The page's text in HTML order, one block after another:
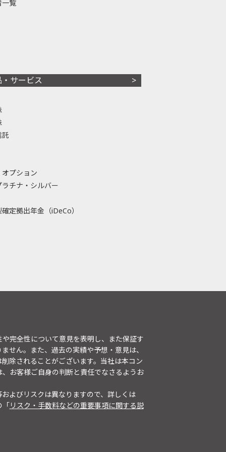
一覧
・サービス
託
プション
ラチナ・シルバー
定拠出年金（iDeCo）
完全性について意見を表明し、また保証す
せん。また、過去の実績や予想・意見は、
除されることがございます。当社は本コン
お客様ご自身の判断と責任でなさるようお
よびリスクは異なりますので、詳しくは
「リスク・手数料などの重要事項に関する説